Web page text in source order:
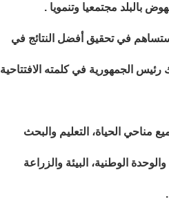
بالبلد مجتمعيا وتنمويا .
في تحقيق أفضل النتائج في
الجمهورية في كلمته الافتتاحية
الحياة، التعليم والبحث
الوطنية، البيئة والزراعة